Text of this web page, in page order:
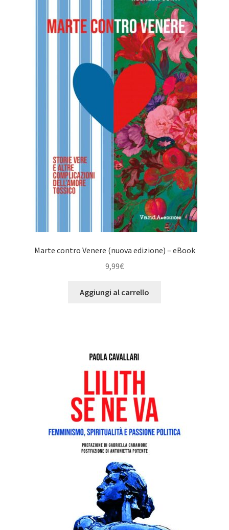
Marte contro Venere (nuova edizione) – eBook
9,99€
Aggiungi al carrello